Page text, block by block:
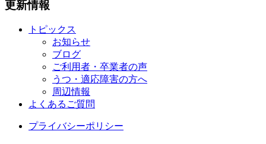
更新情報
トピックス
お知らせ
ブログ
ご利用者・卒業者の声
うつ・適応障害の方へ
周辺情報
よくあるご質問
プライバシーポリシー